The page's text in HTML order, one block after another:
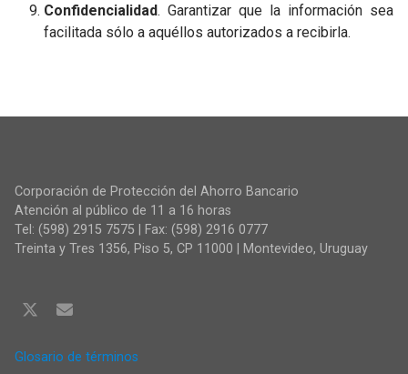
Confidencialidad. Garantizar que la información sea
facilitada sólo a aquéllos autorizados a recibirla.
Corporación de Protección del Ahorro Bancario
Atención al público de 11 a 16 horas
Tel: (598) 2915 7575 | Fax: (598) 2916 0777
Treinta y Tres 1356, Piso 5, CP 11000 | Montevideo, Uruguay
Glosario de términos